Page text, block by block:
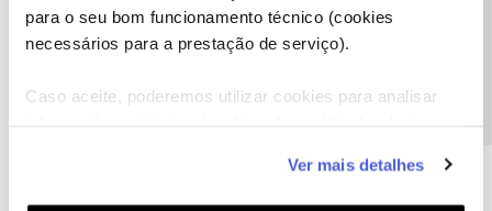
para o seu bom funcionamento técnico (cookies
necessários para a prestação de serviço).
Caso aceite, poderemos utilizar cookies para analisar
funcionalidades (cookies de personalização e
funcionalidade) e adaptar anúncios aos seus interesses
Ver mais detalhes